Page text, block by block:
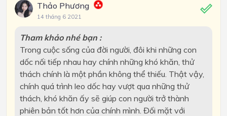
Thảo Phương
14 tháng 6 2021
Tham khảo nhé bạn :
Trong cuộc sống của đời người, đôi khi những con
dốc nối tiếp nhau hay chính những khó khăn, thử
thách chính là một phần không thể thiếu. Thật vậy,
chính quá trình leo dốc hay vượt qua những thử
thách, khó khăn ấy sẽ giúp con người trở thành
phiên bản tốt hơn của chính mình. Đối mặt với